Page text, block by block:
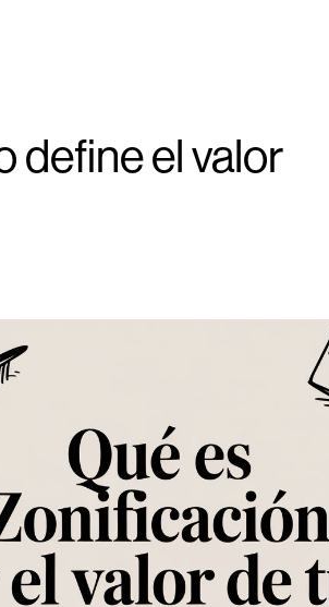
define el valor